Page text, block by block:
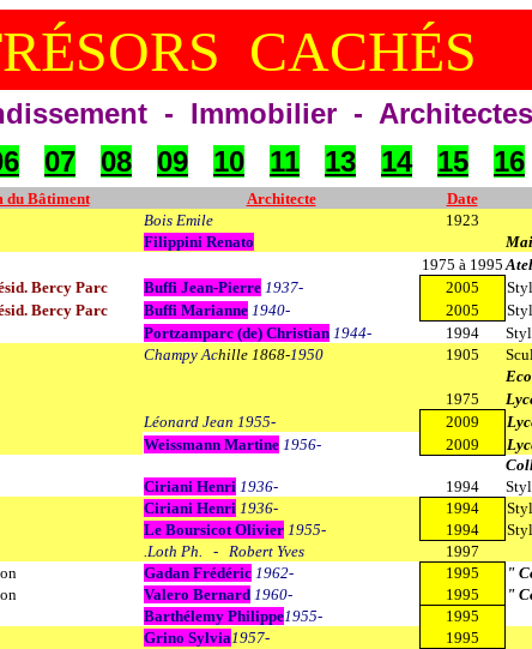
CACHÉS
- Immobilier -
07 08 09 10 11 13 14 15 16
du Bâtiment Architecte Date
Bois Emile
1923
Filippini Renato
1975 à 1995
Bercy Parc Buffi Jean-Pierre 1937- 2005
Bercy Parc Buffi Marianne 1940- 2005
Portzamparc (de) Christian 1944- 1994
Champy Achille 1868-1950 1905
1975
Léonard Jean 1955- 2009
Weissmann Martine 1956- 2009
Ciriani Henri 1936- 1994
Ciriani Henri 1936- 1994
Le Boursicot Olivier 1955- 1994
.Loth Ph. - Robert Yves
1997
Gadan Frédéric 1962- 1995
"
Valero Bernard 1960- 1995 "
Barthélemy Philippe1955-
1995
Grino Sylvia1957-
1995